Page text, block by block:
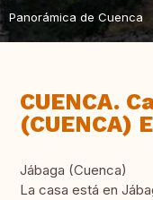
Panorámica de Cuenca
CUENCA.
(CUENCA)
Jábaga (Cuenca)
La casa está en